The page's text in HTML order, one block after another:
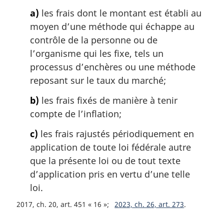
a) les frais dont le montant est établi au
moyen d’une méthode qui échappe au
contrôle de la personne ou de
l’organisme qui les fixe, tels un
processus d’enchères ou une méthode
reposant sur le taux du marché;
b) les frais fixés de manière à tenir
compte de l’inflation;
c) les frais rajustés périodiquement en
application de toute loi fédérale autre
que la présente loi ou de tout texte
d’application pris en vertu d’une telle
loi.
2017, ch. 20, art. 451 « 16 » 2023, ch. 26, art. 273